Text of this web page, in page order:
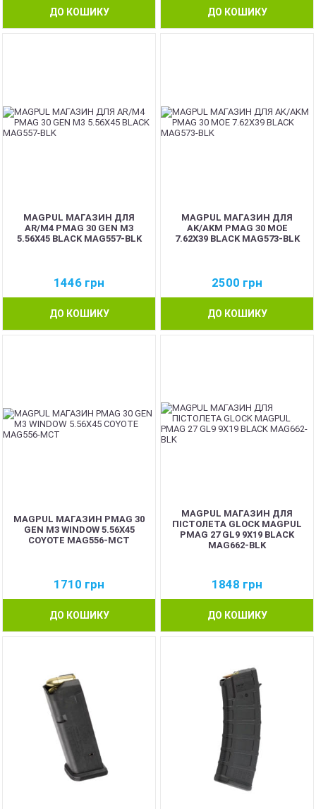
ДО КОШИКУ ДО КОШИКУ
MAGPUL МАГАЗИН ДЛЯ
AR/M4 PMAG 30 GEN M3
5.56X45 BLACK MAG557-BLK
1446 грн
ДО КОШИКУ
MAGPUL МАГАЗИН ДЛЯ
AK/AKM PMAG 30 MOE
7.62X39 BLACK MAG573-BLK
2500 грн
ДО КОШИКУ
MAGPUL МАГАЗИН PMAG 30
GEN M3 WINDOW 5.56X45
COYOTE MAG556-MCT
1710 грн
ДО КОШИКУ
MAGPUL МАГАЗИН ДЛЯ
ПІСТОЛЕТА GLOCK MAGPUL
PMAG 27 GL9 9X19 BLACK
MAG662-BLK
1848 грн
ДО КОШИКУ